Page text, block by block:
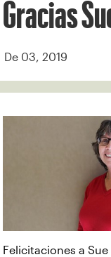
Gracias
De 03, 2019
Felicitaciones a